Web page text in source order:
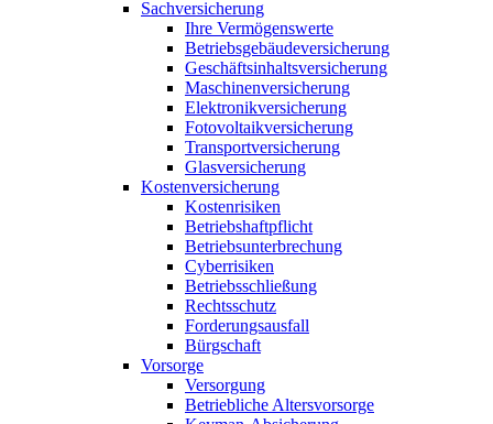
Sachversicherung
Ihre Vermögenswerte
Betriebsgebäudeversicherung
Geschäftsinhaltsversicherung
Maschinenversicherung
Elektronikversicherung
Fotovoltaikversicherung
Transportversicherung
Glasversicherung
Kostenversicherung
Kostenrisiken
Betriebshaftpflicht
Betriebsunterbrechung
Cyberrisiken
Betriebsschließung
Rechtsschutz
Forderungsausfall
Bürgschaft
Vorsorge
Versorgung
Betriebliche Altersvorsorge